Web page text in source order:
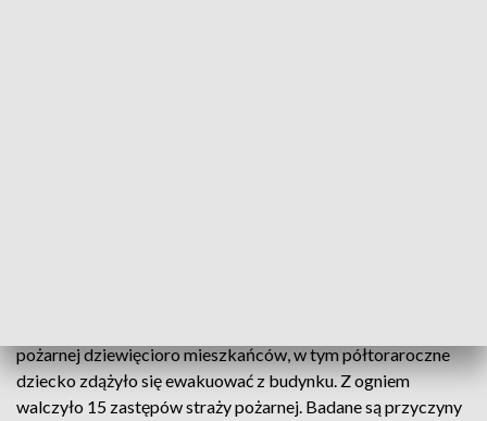
pożarnej dziewięcioro mieszkańców, w tym półtoraroczne
dziecko zdążyło się ewakuować z budynku. Z ogniem
walczyło 15 zastępów straży pożarnej. Badane są przyczyny